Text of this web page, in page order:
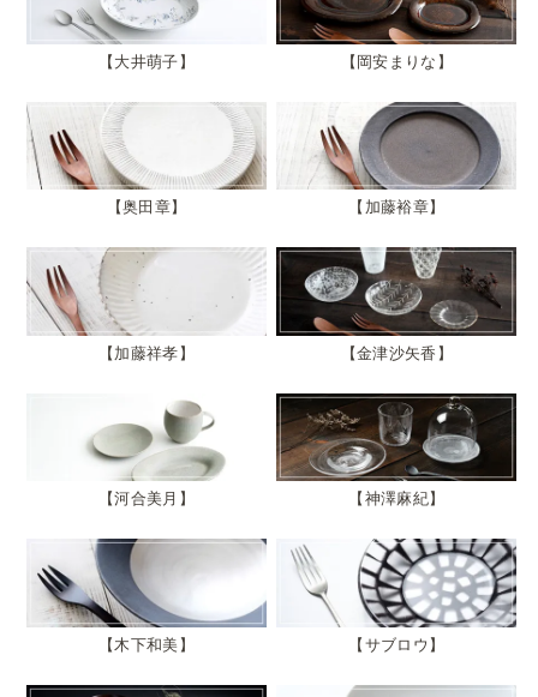
大井萌子 岡安まりな
奥田章 加藤裕章
加藤祥孝 金津沙矢香
河合美月 神澤麻紀
木下和美 サブロウ